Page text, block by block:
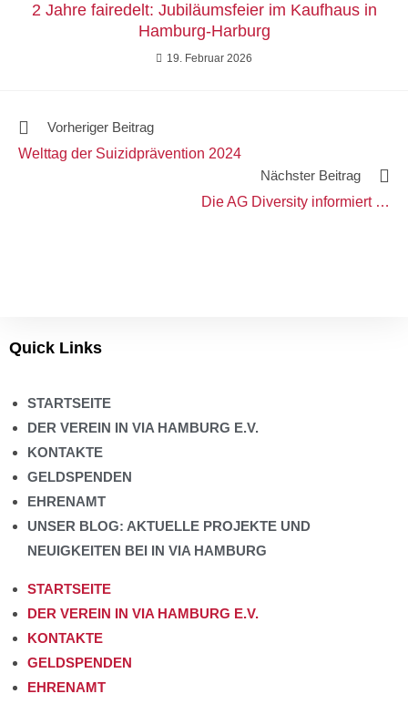
2 Jahre fairedelt: Jubiläumsfeier im Kaufhaus in
Hamburg-Harburg
19. Februar 2026
Vorheriger Beitrag
Welttag der Suizidprävention 2024
Nächster Beitrag
Die AG Diversity informiert …
Quick Links
STARTSEITE
DER VEREIN IN VIA HAMBURG E.V.
KONTAKTE
GELDSPENDEN
EHRENAMT
UNSER BLOG: AKTUELLE PROJEKTE UND
NEUIGKEITEN BEI IN VIA HAMBURG
STARTSEITE
DER VEREIN IN VIA HAMBURG E.V.
KONTAKTE
GELDSPENDEN
EHRENAMT